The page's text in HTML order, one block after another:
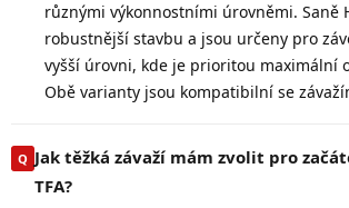
různými výkonnostními úrovněmi. Saně
robustnější stavbu a jsou určeny pro
vyšší úrovni, kde je prioritou maximální
Obě varianty jsou kompatibilní se
Jak těžká závaží mám zvolit pro
TFA?